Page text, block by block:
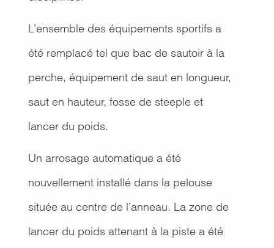
L’ensemble des équipements sportifs a
été remplacé tel que bac de sautoir à la
perche, équipement de saut en longueur,
saut en hauteur, fosse de steeple et
lancer du poids.
Un arrosage automatique a été
nouvellement installé dans la pelouse
située au centre de l’anneau. La zone de
lancer du poids attenant à la piste a été